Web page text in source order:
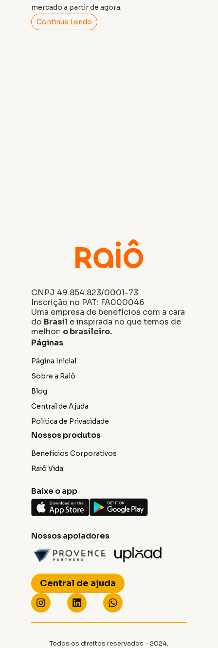
mercado a partir de agora.
Continue Lendo
CNPJ 49.854.823/0001-73
Inscrição no PAT: FA000046
Uma empresa de benefícios com a cara
do Brasil e inspirada no que temos de
melhor: o brasileiro.
Páginas
Página Inicial
Sobre a Raiô
Blog
Central de Ajuda
Política de Privacidade
Nossos produtos
Benefícios Corporativos
Raiô Vida
Baixe o app
Nossos apoiadores
Central de ajuda
Todos os direitos reservados - 2024.